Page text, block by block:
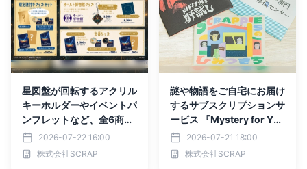
星図盤が回転するアクリル
キーホルダーやイベントパ
ンフレットなど、全6商品
がラインナップ！ リアル
脱出ゲーム『真夜中の宇宙
博物館からの脱出』 イベ
2026-07-22 16:00
株式会社SCRAP
謎や物語をご自宅にお届け
するサブスクリプションサ
ービス 『Mystery for Yo
u』にSCRAP公式キャラ
クター「SCRAPPIES(ス
クラッピーズ)」が登場
2026-07-21 18:00
株式会社SCRAP